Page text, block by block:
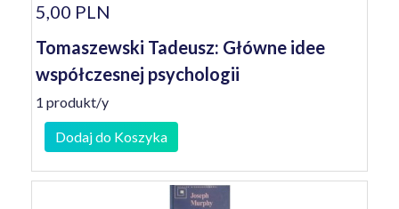
5,00 PLN
Tomaszewski Tadeusz: Główne idee
współczesnej psychologii
1 produkt/y
Dodaj do Koszyka